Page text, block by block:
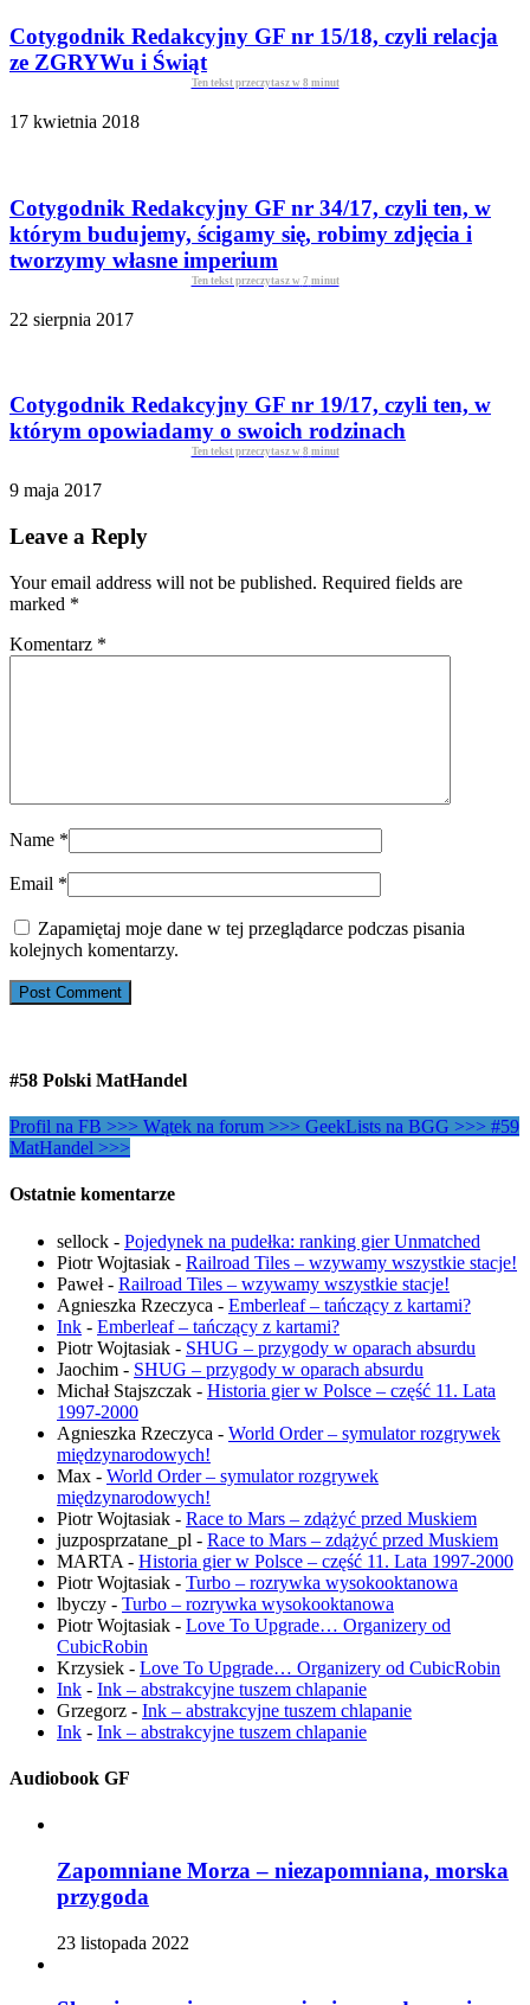
Cotygodnik Redakcyjny GF nr 15/18, czyli relacja
ze ZGRYWu i Świąt
Ten tekst przeczytasz w 8 minut
17 kwietnia 2018
Cotygodnik Redakcyjny GF nr 34/17, czyli ten, w
którym budujemy, ścigamy się, robimy zdjęcia i
tworzymy własne imperium
Ten tekst przeczytasz w 7 minut
22 sierpnia 2017
Cotygodnik Redakcyjny GF nr 19/17, czyli ten, w
którym opowiadamy o swoich rodzinach
Ten tekst przeczytasz w 8 minut
9 maja 2017
Leave a Reply
Your email address will not be published. Required fields are
marked *
Komentarz *
Name *
Email *
Zapamiętaj moje dane w tej przeglądarce podczas pisania
kolejnych komentarzy.
#58 Polski MatHandel
Profil na FB >>> Wątek na forum >>> GeekLists na BGG >>> #59
MatHandel >>>
Ostatnie komentarze
sellock - Pojedynek na pudełka: ranking gier Unmatched
Piotr Wojtasiak - Railroad Tiles – wzywamy wszystkie stacje!
Paweł- Railroad Tiles – wzywamy wszystkie stacje!
Agnieszka Rzeczyca - Emberleaf – tańczący z kartami?
Ink - Emberleaf – tańczący z kartami?
Piotr Wojtasiak - SHUG – przygody w oparach absurdu
Jaochim - SHUG – przygody w oparach absurdu
Michał Stajszczak - Historia gier w Polsce – część 11. Lata
1997-2000
Agnieszka Rzeczyca - World Order – symulator rozgrywek
międzynarodowych!
Max - World Order – symulator rozgrywek
międzynarodowych!
Piotr Wojtasiak - Race to Mars – zdążyć przed Muskiem
juzposprzatane_pl - Race to Mars – zdążyć przed Muskiem
MARTA - Historia gier w Polsce – część 11. Lata 1997-2000
Piotr Wojtasiak - Turbo – rozrywka wysokooktanowa
lbyczy - Turbo – rozrywka wysokooktanowa
Piotr Wojtasiak - Love To Upgrade… Organizery od
CubicRobin
Krzysiek - Love To Upgrade… Organizery od CubicRobin
Ink - Ink – abstrakcyjne tuszem chlapanie
Grzegorz - Ink – abstrakcyjne tuszem chlapanie
Ink - Ink – abstrakcyjne tuszem chlapanie
Audiobook GF
Zapomniane Morza – niezapomniana, morska
przygoda
23 listopada 2022